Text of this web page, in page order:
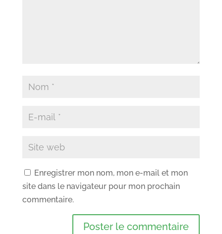
Enregistrer mon nom, mon e-mail et mon
site dans le navigateur pour mon prochain
commentaire.